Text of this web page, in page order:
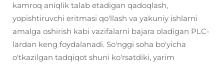
kamroq aniqlik talab etadigan qadoqlash,
yopishtiruvchi eritmasi qo'llash va yakuniy ishlarni
amalga oshirish kabi vazifalarni bajara oladigan PLC-
lardan keng foydalanadi. So'nggi soha bo'yicha
o'tkazilgan tadqiqot shuni ko'rsatdiki, yarim